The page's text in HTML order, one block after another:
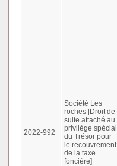
2022-992
Société Les
roches [Droit de
suite attaché au
privilège spécial
du Trésor pour
le recouvrement
de la taxe
foncière]